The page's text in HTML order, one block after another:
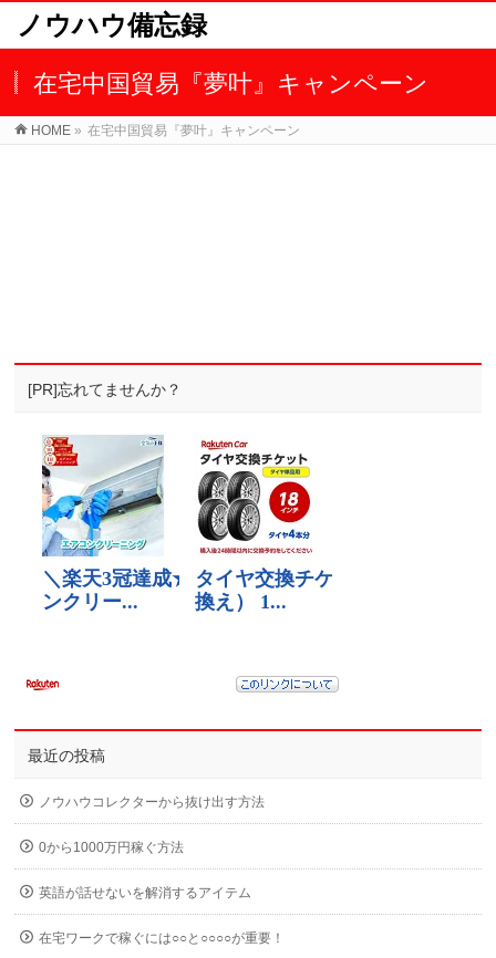
ノウハウ備忘録
在宅中国貿易『夢叶』キャンペーン
HOME » 在宅中国貿易『夢叶』キャンペーン
[PR]忘れてませんか？
最近の投稿
ノウハウコレクターから抜け出す方法
0から1000万円稼ぐ方法
英語が話せないを解消するアイテム
在宅ワークで稼ぐには○○と○○○○が重要！